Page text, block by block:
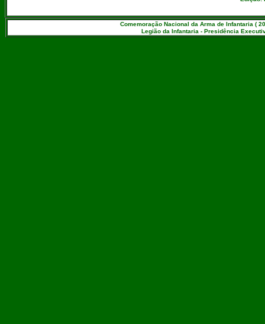
Comemoração Nacional da Arma de Infantaria (
Legião da Infantaria - Presidência